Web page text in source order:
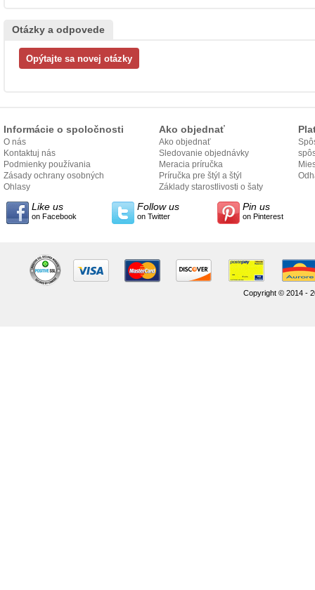
Otázky a odpovede
Informácie o spoločnosti
O nás
Kontaktuj nás
Podmienky používania
Zásady ochrany osobných
údajov
Ohlasy
Ako objednať
Ako objednať
Sledovanie objednávky
Meracia príručka
Príručka pre štýl a štýl
Základy starostlivosti o šaty
Like us
on Facebook
Follow us
on Twitter
Pin us
on Pinterest
Copyright © 2014 -